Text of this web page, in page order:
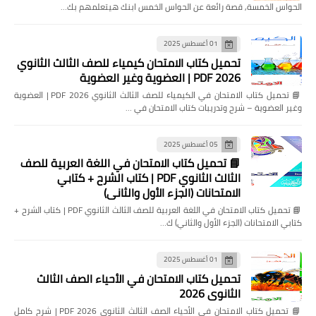
الحواس الخمسة, قصة رائعة عن الحواس الخمس ابنك هيتعلمهم بك…
01 أغسطس 2025
تحميل كتاب الامتحان كيمياء للصف الثالث الثانوي
2026 PDF | العضوية وغير العضوية
📘 تحميل كتاب الامتحان في الكيمياء للصف الثالث الثانوي 2026 PDF | العضوية
وغير العضوية – شرح وتدريبات كتاب الامتحان في …
05 أغسطس 2025
📘 تحميل كتاب الامتحان في اللغة العربية للصف
الثالث الثانوي PDF | كتاب الشرح + كتابي
الامتحانات (الجزء الأول والثاني)
📘 تحميل كتاب الامتحان في اللغة العربية للصف الثالث الثانوي PDF | كتاب الشرح +
كتابي الامتحانات (الجزء الأول والثاني) ك…
01 أغسطس 2025
تحميل كتاب الامتحان في الأحياء الصف الثالث
الثانوي 2026
📘 تحميل كتاب الامتحان في الأحياء الصف الثالث الثانوي 2026 PDF | شرح كامل